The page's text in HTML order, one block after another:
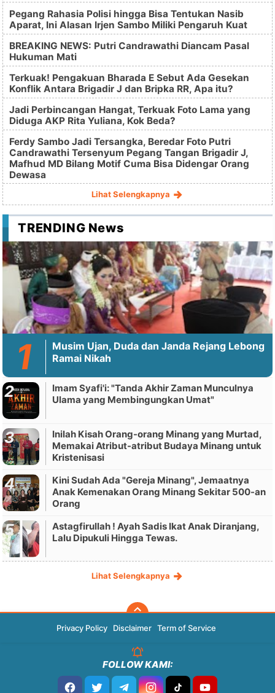
Pegang Rahasia Polisi hingga Bisa Tentukan Nasib
Aparat, Ini Alasan Irjen Sambo Miliki Pengaruh Kuat
BREAKING NEWS: Putri Candrawathi Diancam Pasal
Hukuman Mati
Terkuak! Pengakuan Bharada E Sebut Ada Gesekan
Konflik Antara Brigadir J dan Bripka RR, Apa itu?
Jadi Perbincangan Hangat, Terkuak Foto Lama yang
Diduga AKP Rita Yuliana, Kok Beda?
Ferdy Sambo Jadi Tersangka, Beredar Foto Putri
Candrawathi Tersenyum Pegang Tangan Brigadir J,
Mafhud MD Bilang Motif Cuma Bisa Didengar Orang
Dewasa
Lihat Selengkapnya
TRENDING News
Musim Ujan, Duda dan Janda Rejang Lebong
Ramai Nikah
Imam Syafi'i: "Tanda Akhir Zaman Munculnya
Ulama yang Membingungkan Umat"
Inilah Kisah Orang-orang Minang yang Murtad,
Memakai Atribut-atribut Budaya Minang untuk
Kristenisasi
Kini Sudah Ada "Gereja Minang", Jemaatnya
Anak Kemenakan Orang Minang Sekitar 500-an
Orang
Astagfirullah ! Ayah Sadis Ikat Anak Diranjang,
Lalu Dipukuli Hingga Tewas.
Lihat Selengkapnya
Privacy Policy Disclaimer Term of Service
FOLLOW KAMI: